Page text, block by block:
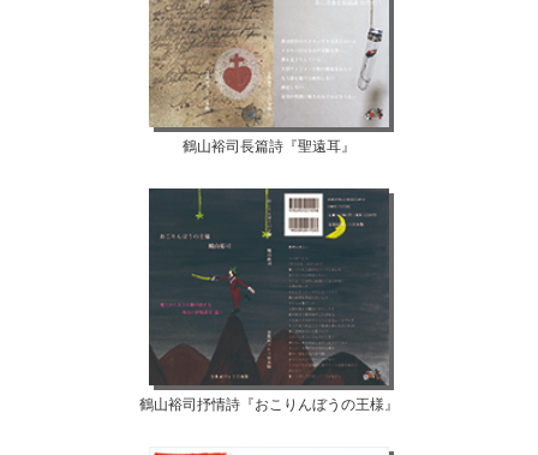
鶴山裕司長篇詩『聖遠耳』
鶴山裕司抒情詩『おこりんぼうの王様』